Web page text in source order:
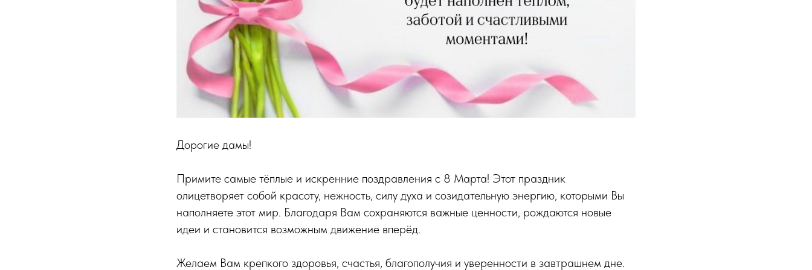
Дорогие дамы!
Примите самые тёплые и искренние поздравления с 8 Марта! Этот праздник
олицетворяет собой красоту, нежность, силу духа и созидательную энергию, которыми Вы
наполняете этот мир. Благодаря Вам сохраняются важные ценности, рождаются новые
идеи и становится возможным движение вперёд.
Желаем Вам крепкого здоровья, счастья, благополучия и уверенности в завтрашнем дне.